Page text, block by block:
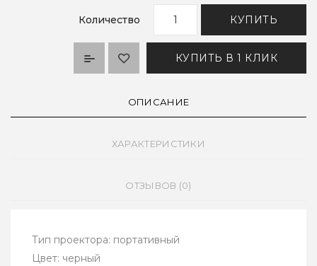
Количество КУПИТЬ
КУПИТЬ В 1 КЛИК
ОПИСАНИЕ
ХАРАКТЕРИСТИКИ
ОТЗЫВОВ (0)
Тип проектора: портативный
Цвет: черный